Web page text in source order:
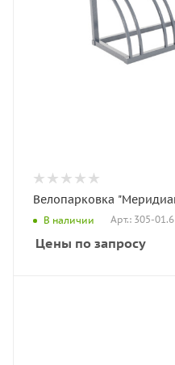
Велопарковка
В наличии Арт.: 305-
Цены по запросу